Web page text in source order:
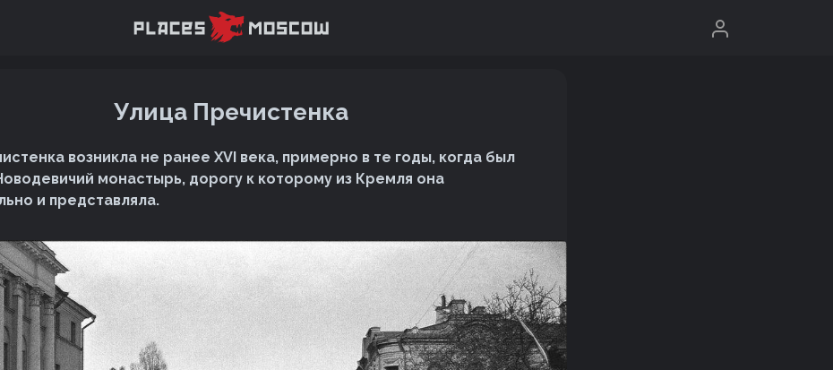
Улица Пречистенка
возникла не ранее XVI века, примерно в те годы, когда был
монастырь, дорогу к которому из Кремля она
и представляла.